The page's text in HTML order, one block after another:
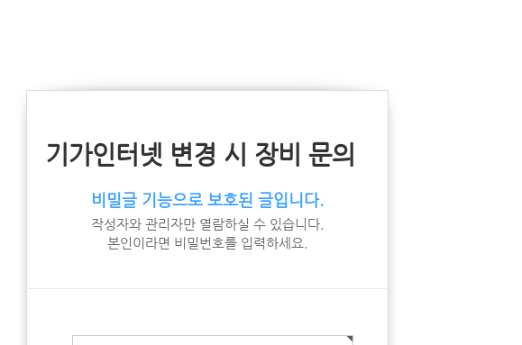
기가인터넷 변경 시 장비 문의
비밀글 기능으로 보호된 글입니다.
작성자와 관리자만 열람하실 수 있습니다.
본인이라면 비밀번호를 입력하세요.